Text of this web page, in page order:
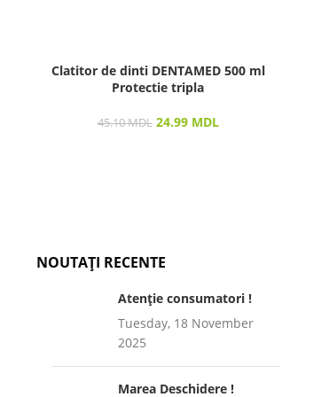
Clatitor de dinti DENTAMED 500 ml
Protectie tripla
45.10MDL 24.99 MDL
NOUTAȚI RECENTE
Atenție consumatori !
Tuesday, 18 November
2025
Marea Deschidere !